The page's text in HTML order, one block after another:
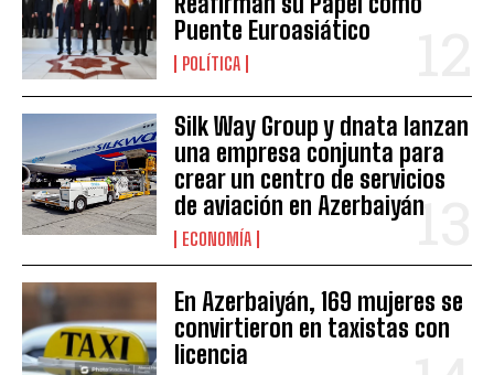
Puente Euroasiático
POLÍTICA
Silk Way Group y dnata lanzan
una empresa conjunta para
crear un centro de servicios
de aviación en Azerbaiyán
ECONOMÍA
En Azerbaiyán, 169 mujeres se
convirtieron en taxistas con
licencia